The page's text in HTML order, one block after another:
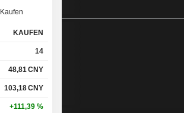
Kaufen
KAUFEN
14
48,81 CNY
103,18CNY
+111,39 %